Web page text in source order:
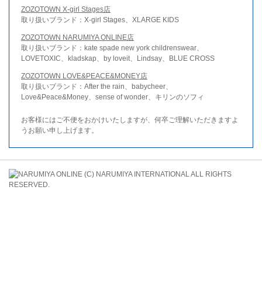
ZOZOTOWN X-girl Stages店
取り扱いブランド：X-girl Stages、XLARGE KIDS
ZOZOTOWN NARUMIYA ONLINE店
取り扱いブランド：kate spade new york childrenswear、
LOVETOXIC、kladskap、by loveit、Lindsay、BLUE CROSS
ZOZOTOWN LOVE&PEACE&MONEY店
取り扱いブランド：After the rain、babycheer、
Love&Peace&Money、sense of wonder、キリンのソフィ
お客様にはご不便をおかけいたしますが、何卒ご理解いただきますよ
うお願い申し上げます。